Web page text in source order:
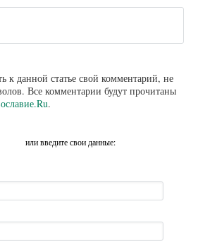
к данной статье свой комментарий, не
Все комментарии будут прочитаны
.
или введите свои данные: